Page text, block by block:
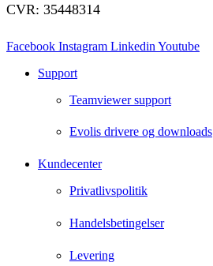
CVR: 35448314
Facebook Instagram Linkedin Youtube
Support
Teamviewer support
Evolis drivere og downloads
Kundecenter
Privatlivspolitik
Handelsbetingelser
Levering